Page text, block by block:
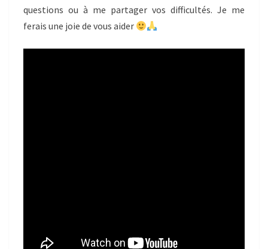
questions ou à me partager vos difficultés. Je me
ferais une joie de vous aider